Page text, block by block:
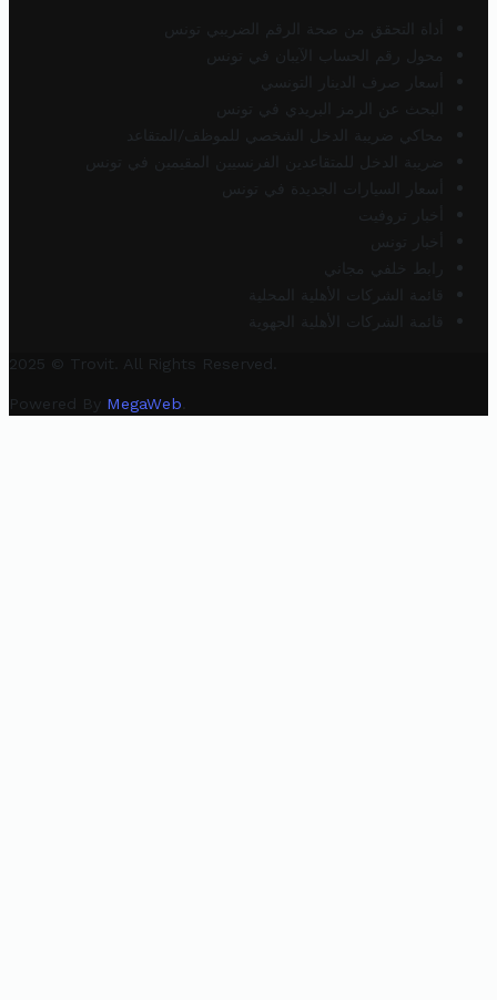
أداة التحقق من صحة الرقم الضريبي تونس
محول رقم الحساب الآيبان في تونس
أسعار صرف الدينار التونسي
البحث عن الرمز البريدي في تونس
محاكي ضريبة الدخل الشخصي للموظف/المتقاعد
ضريبة الدخل للمتقاعدين الفرنسيين المقيمين في تونس
أسعار السيارات الجديدة في تونس
أخبار تروفيت
أخبار تونس
رابط خلفي مجاني
قائمة الشركات الأهلية المحلية
قائمة الشركات الأهلية الجهوية
2025 © Trovit. All Rights Reserved.
Powered By MegaWeb